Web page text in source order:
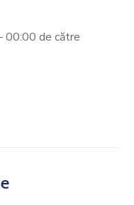
00:00 de către